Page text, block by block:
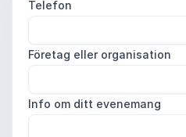
Telefon
Företag eller organisation
Info om ditt evenemang